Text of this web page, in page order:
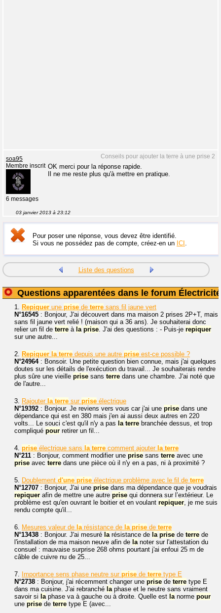
Conseils pour ajouter la terre à une prise 2
soa95
Membre inscrit
6 messages
OK merci pour la réponse rapide.
Il ne me reste plus qu'à mettre en pratique.
03 janvier 2013 à 23:12
Pour poser une réponse, vous devez être identifié.
Si vous ne possédez pas de compte, créez-en un ICI .
Liste des questions
Questions apparentées dans le forum Électricité
1. Repiquer une prise de terre sans fil jaune vert
N°16545 : Bonjour, J'ai découvert dans ma maison 2 prises 2P+T, mais
sans fil jaune vert relié ! (maison qui a 36 ans). Je souhaiterai donc
relier un fil de terre à la prise. J'ai des questions : - Puis-je repiquer
sur une autre...
2. Repiquer la terre depuis une autre prise est-ce possible ?
N°24964: Bonsoir. Une petite question bien connue, mais j'ai quelques
doutes sur les détails de l'exécution du travail... Je souhaiterais rendre
plus sûre une vieille prise sans terre dans une chambre. J'ai noté que
de l'autre...
3. Rajouter la terre sur prise électrique
N°19392 : Bonjour. Je reviens vers vous car j'ai une prise dans une
dépendance qui est en 380 mais j'en ai aussi deux autres en 220
volts... Le souci c'est qu'il n'y a pas la terre branchée dessus, et trop
compliqué pour retirer un fil...
4. prise électrique sans la terre comment ajouter la terre
N°211 : Bonjour, comment modifier une prise sans terre avec une
prise avec terre dans une pièce où il n'y en a pas, ni à proximité ?
5. Doublement d'une prise électrique problème avec le fil de terre
N°12707 : Bonjour, J'ai une prise dans ma dépendance que je voudrais
repiquer afin de mettre une autre prise qui donnera sur l’extérieur. Le
problème est qu'en ouvrant le boitier et en voulant repiquer, je me suis
rendu compte qu'il...
6. Mesures valeur de larésistance de la prise de terre
N°13438 : Bonjour. J'ai mesuré larésistance de la prise de terre de
l'installation de ma maison neuve afin de lanoter sur l'attestation du
consuel : mauvaise surprise 268 ohms pourtant j'ai enfoui 25 m de
câble de cuivre nu de 25...
7. Importance sens phase neutre sur prise de terre type E
N°2738 : Bonjour, j'ai récemment changer une prise de terre type E
dans ma cuisine. J'ai rebranché laphase et le neutre sans vraiment
savoir si laphase va à gauche ou à droite. Quelle est lanorme pour
une prise de terre type E (avec...